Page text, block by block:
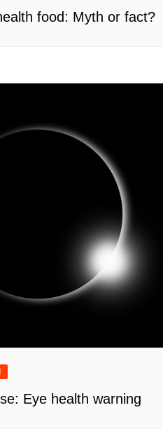
food: Myth or fact?
Eye health warning